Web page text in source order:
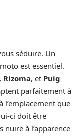
séduire. Un
est essentiel.
, Rizoma, et Puig
parfaitement à
l’emplacement que
ci doit être
nuire à l’apparence